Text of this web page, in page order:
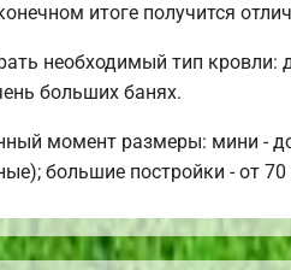
итоге получится
необходимый тип кровли:
больших банях.
момент размеры: мини -
большие постройки - от